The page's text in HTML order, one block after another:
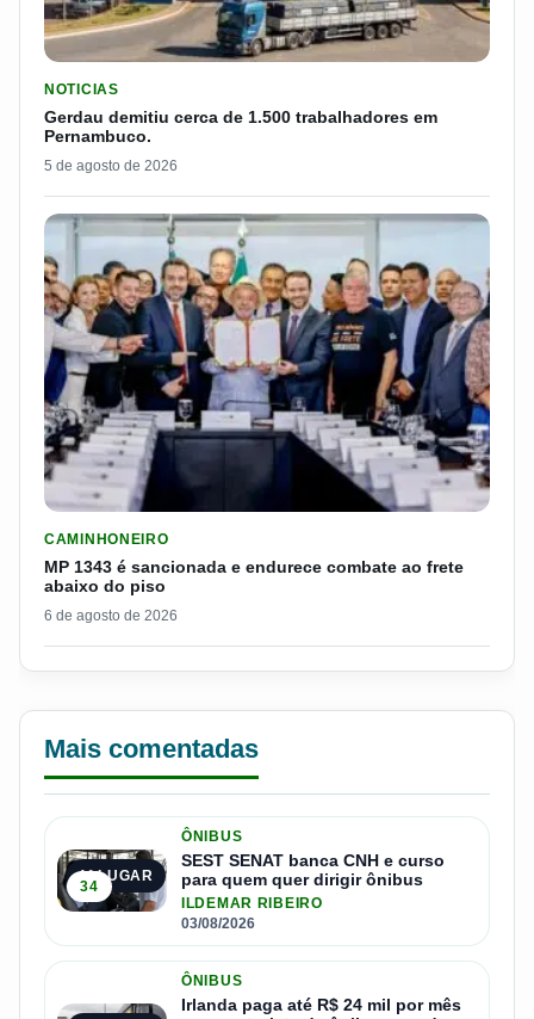
NOTICIAS
Gerdau demitiu cerca de 1.500 trabalhadores em
Pernambuco.
5 de agosto de 2026
CAMINHONEIRO
MP 1343 é sancionada e endurece combate ao frete
abaixo do piso
6 de agosto de 2026
Mais comentadas
1º LUGAR
34
ÔNIBUS
SEST SENAT banca CNH e curso
para quem quer dirigir ônibus
ILDEMAR RIBEIRO
03/08/2026
ÔNIBUS
Irlanda paga até R$ 24 mil por mês